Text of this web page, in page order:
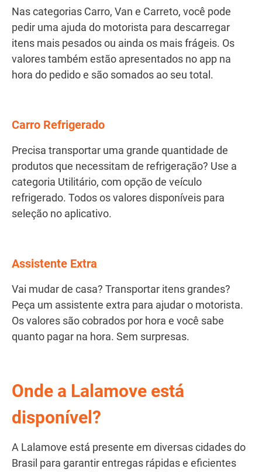
Nas categorias Carro, Van e Carreto, você pode
pedir uma ajuda do motorista para descarregar
itens mais pesados ou ainda os mais frágeis. Os
valores também estão apresentados no app na
hora do pedido e são somados ao seu total.
Carro Refrigerado
Precisa transportar uma grande quantidade de
produtos que necessitam de refrigeração? Use a
categoria Utilitário, com opção de veículo
refrigerado. Todos os valores disponíveis para
seleção no aplicativo.
Assistente Extra
Vai mudar de casa? Transportar itens grandes?
Peça um assistente extra para ajudar o motorista.
Os valores são cobrados por hora e você sabe
quanto pagar na hora. Sem surpresas.
Onde a Lalamove está
disponível?
A Lalamove está presente em diversas cidades do
Brasil para garantir entregas rápidas e eficientes